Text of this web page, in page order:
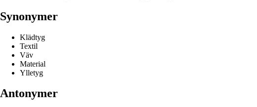
Synonymer
Klädtyg
Textil
Väv
Material
Ylletyg
Antonymer